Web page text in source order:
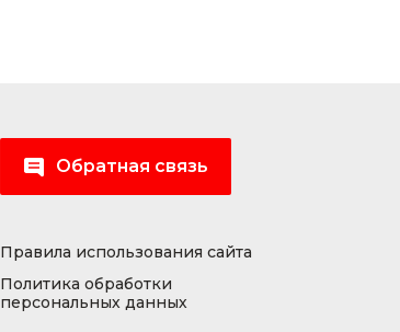
Обратная связь
Правила использования сайта
Политика обработки
персональных данных